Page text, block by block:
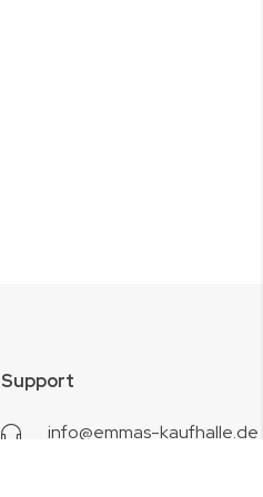
Support
info@emmas-kaufhalle.de